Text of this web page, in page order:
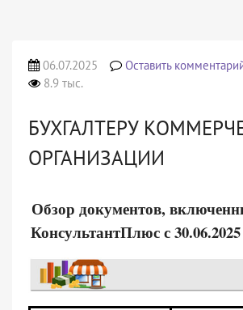
06.07.2025 Оставить
8.9 тыс.
БУХГАЛТЕРУ
ОРГАНИЗАЦИИ
Обзор документов,
КонсультантПлюс с 30.06.2025